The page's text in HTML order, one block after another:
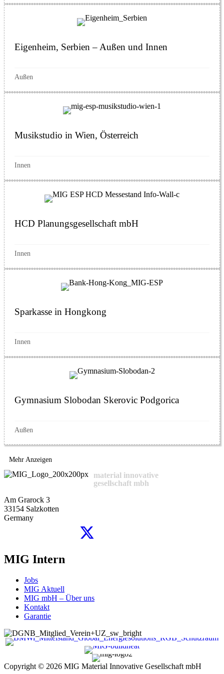
Eigenheim, Serbien – Außen und Innen
Außen
Musikstudio in Wien, Österreich
Innen
HCD Planungsgesellschaft mbH
Innen
Sparkasse in Hongkong
Innen
Gymnasium Slobodan Skerovic Podgorica
Außen
Mehr Anzeigen
material innovative
gesellschaft mbh
Am Grarock 3
33154 Salzkotten
Germany
MIG Intern
Jobs
MIG Aktuell
MIG mbH – Über uns
Kontakt
Garantie
Copyright © 2026 MIG Material Innovative Gesellschaft mbH